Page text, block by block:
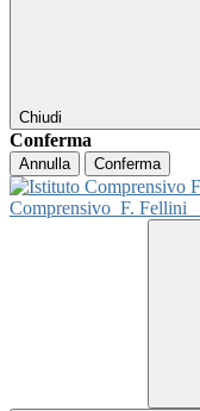
Chiudi
Conferma
Annulla Conferma
Comprensivo F. Fellini